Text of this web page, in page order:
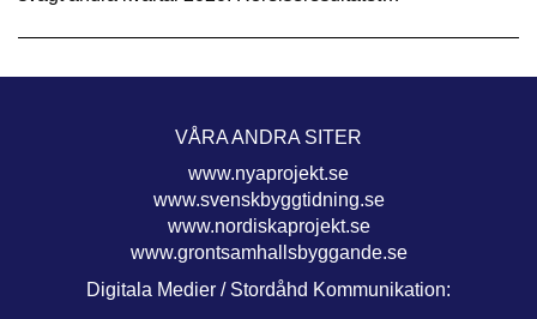
VÅRA ANDRA SITER
www.nyaprojekt.se
www.svenskbyggtidning.se
www.nordiskaprojekt.se
www.grontsamhallsbyggande.se
Digitala Medier / Stordåhd Kommunikation: